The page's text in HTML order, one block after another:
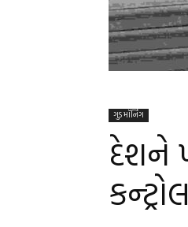
ગુડ મૉર્નિંગ
દેશને